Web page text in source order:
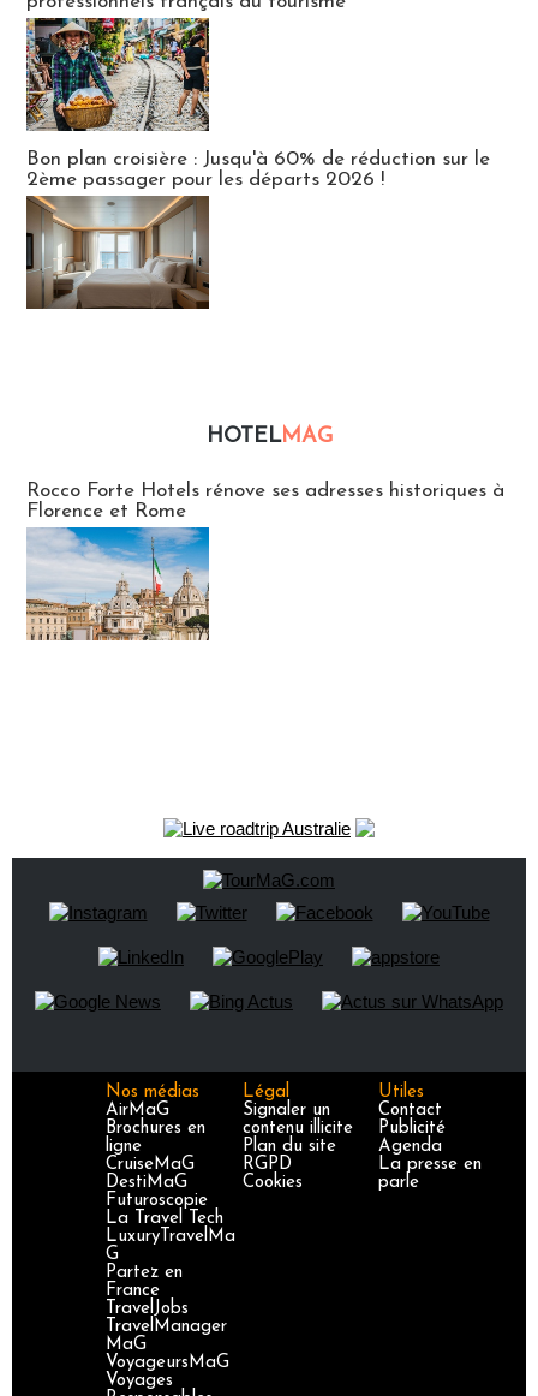
Bon plan croisière : Jusqu'à 60% de réduction sur le
2ème passager pour les départs 2026 !
HOTELMAG
Rocco Forte Hotels rénove ses adresses historiques à
Florence et Rome
Nos médias
AirMaG
Brochures en
ligne
CruiseMaG
DestiMaG
Futuroscopie
La Travel Tech
LuxuryTravelMa
G
Partez en
France
TravelJobs
TravelManager
MaG
VoyageursMaG
Voyages
Légal
Signaler un
contenu illicite
Plan du site
RGPD
Cookies
Utiles
Contact
Publicité
Agenda
La presse en
parle